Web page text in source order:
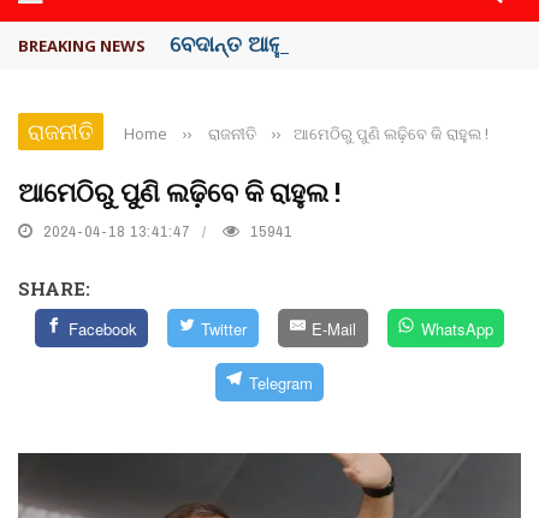
BREAKING NEWS ବେଦାନ୍ତ ଆଲୁମିନିୟର ପ୍ରକଳ୍ପ ସଙ୍ଗମ ...
ରାଜନୀତି Home ›› ରାଜନୀତି ›› ଆମେଠିରୁ ପୁଣି ଲଢ଼ିବେ କି ରାହୁଲ !
ଆମେଠିରୁ ପୁଣି ଲଢ଼ିବେ କି ରାହୁଲ !
2024-04-18 13:41:47 15941
SHARE:
Facebook Twitter E-Mail WhatsApp
Telegram